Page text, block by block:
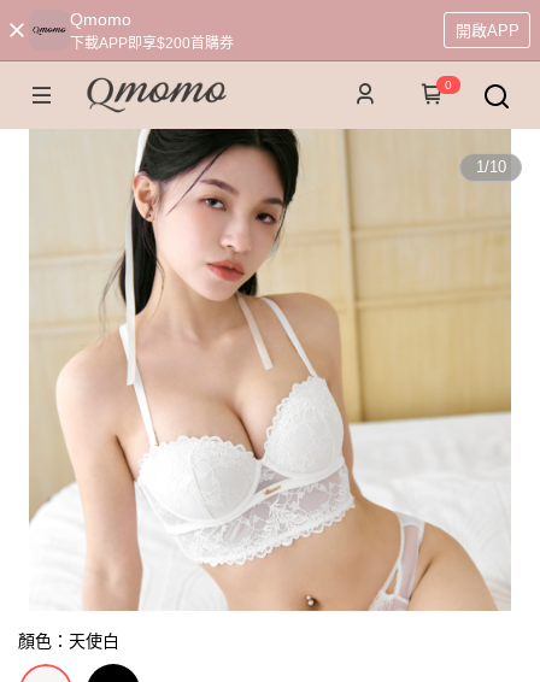
Qmomo
下載APP即享$200首購券
開啟APP
0
1/10
顏色：天使白